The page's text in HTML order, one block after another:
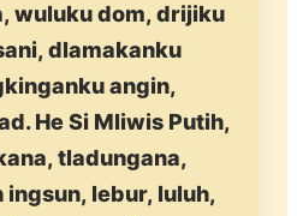
wuluku dom, drijiku
dlamakanku
angin,
He Si Mliwis Putih,
tladungana,
lebur, luluh,